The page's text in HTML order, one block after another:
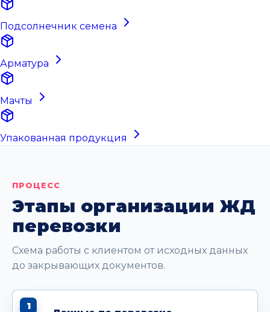
Подсолнечник семена
Арматура
Мачты
Упакованная продукция
ПРОЦЕСС
Этапы организации ЖД
перевозки
Схема работы с клиентом от исходных данных
до закрывающих документов.
1